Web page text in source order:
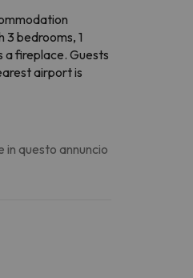
3 bedrooms, 1
a fireplace. Guests
airport is
questo annuncio